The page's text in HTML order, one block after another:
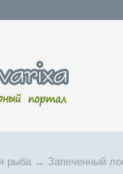
рыба → Запеченный